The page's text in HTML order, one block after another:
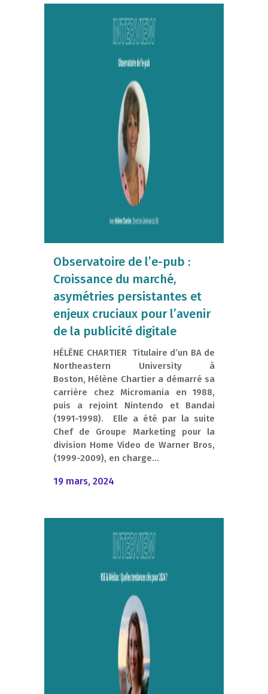
Observatoire de l’e-pub :
Croissance du marché,
asymétries persistantes et
enjeux cruciaux pour l’avenir
de la publicité digitale
HÉLÈNE CHARTIER Titulaire d’un BA de
Northeastern University à
Boston, Hélène Chartier a démarré sa
carrière chez Micromania en 1988,
puis a rejoint Nintendo et Bandai
(1991-1998). Elle a été par la suite
Chef de Groupe Marketing pour la
division Home Video de Warner Bros,
(1999-2009), en charge...
19 mars, 2024